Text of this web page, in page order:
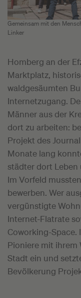
Gemeinsam mit den
Linker
Homberg an der
Marktplatz,
waldgesäumten
Internetzugang.
Männer aus der
dort zu arbeiten:
Projekt des
Monate lang
städter dort Leben
Im Vorfeld
bewerben. Wer
vergünstigte
Internet-Flatrate
Coworking-Space.
Pioniere mit ihrem
Stadt ein und
Bevölkerung